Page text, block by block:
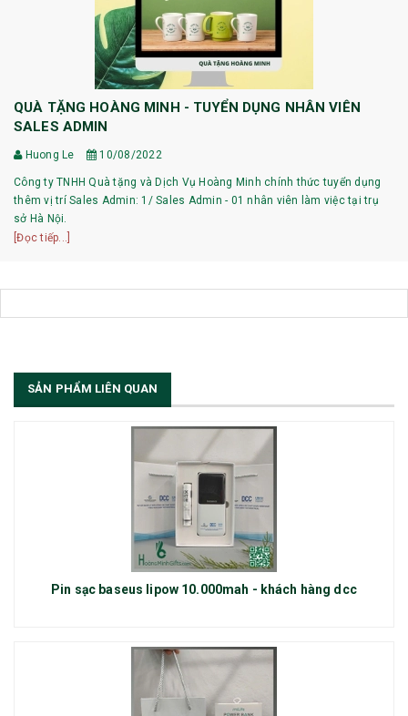
QUÀ TẶNG HOÀNG MINH - TUYỂN DỤNG NHÂN VIÊN
SALES ADMIN
Huong Le 10/08/2022
Công ty TNHH Quà tặng và Dịch Vụ Hoàng Minh chính thức tuyển dụng
thêm vị trí Sales Admin: 1/ Sales Admin - 01 nhân viên làm việc tại trụ
sở Hà Nội.
[Đọc tiếp...]
SẢN PHẨM LIÊN QUAN
Pin sạc baseus lipow 10.000mah - khách hàng dcc